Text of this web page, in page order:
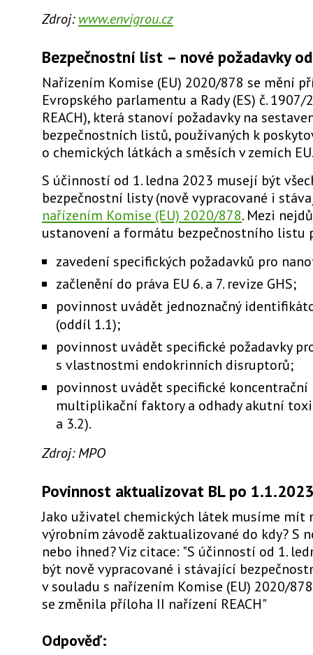
Zdroj:www.envigrou.cz
Bezpečnostní list – nové požadavky
Nařízením Komise (EU) 2020/878 se mění
Evropského parlamentu a Rady (ES) č.
REACH), která stanoví požadavky na
bezpečnostních listů, používaných k
o chemických látkách a směsích v zemích
S účinností od 1. ledna 2023 musejí být
bezpečnostní listy (nově vypracované i
nařízením Komise (EU) 2020/878. Mezi
ustanovení a formátu bezpečnostního listu
zavedení specifických požadavků pro
začlenění do práva EU 6. a 7. revize GHS;
povinnost uvádět jednoznačný
(oddíl 1.1);
povinnost uvádět specifické požadavky
s vlastnostmi endokrinních disruptorů;
povinnost uvádět specifické
multiplikační faktory a odhady akutní
a 3.2).
Zdroj: MPO
Povinnost aktualizovat BL po 1.1.2023
Jako uživatel chemických látek musíme mít
výrobním závodě zaktualizované do kdy? S
nebo ihned? Viz citace: "S účinností od 1.
být nově vypracované i stávající
v souladu s nařízením Komise (EU) 2020/
se změnila příloha II nařízení REACH"
Odpověď: